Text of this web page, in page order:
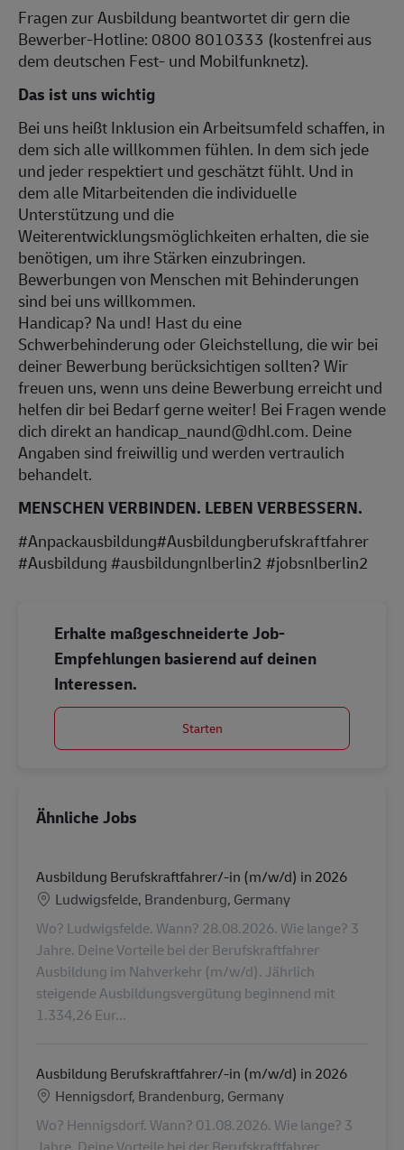
Fragen zur Ausbildung beantwortet dir gern die
Bewerber-Hotline: 0800 8010333 (kostenfrei aus
dem deutschen Fest- und Mobilfunknetz).
Das ist uns wichtig
Bei uns heißt Inklusion ein Arbeitsumfeld schaffen, in
dem sich alle willkommen fühlen. In dem sich jede
und jeder respektiert und geschätzt fühlt. Und in
dem alle Mitarbeitenden die individuelle
Unterstützung und die
Weiterentwicklungsmöglichkeiten erhalten, die sie
benötigen, um ihre Stärken einzubringen.
Bewerbungen von Menschen mit Behinderungen
sind bei uns willkommen.
Handicap? Na und! Hast du eine
Schwerbehinderung oder Gleichstellung, die wir bei
deiner Bewerbung berücksichtigen sollten? Wir
freuen uns, wenn uns deine Bewerbung erreicht und
helfen dir bei Bedarf gerne weiter! Bei Fragen wende
dich direkt an handicap_naund@dhl.com. Deine
Angaben sind freiwillig und werden vertraulich
behandelt.
MENSCHEN VERBINDEN. LEBEN VERBESSERN.
#Anpackausbildung#Ausbildungberufskraftfahrer
#Ausbildung #ausbildungnlberlin2 #jobsnlberlin2
Erhalte maßgeschneiderte Job-
Empfehlungen basierend auf deinen
Interessen.
Starten
Ähnliche Jobs
Ausbildung Berufskraftfahrer/-in (m/w/d) in 2026
Standort
Ludwigsfelde, Brandenburg, Germany
Wo? Ludwigsfelde. Wann? 28.08.2026. Wie lange? 3
Jahre. Deine Vorteile bei der Berufskraftfahrer
Ausbildung im Nahverkehr (m/w/d). Jährlich
steigende Ausbildungsvergütung beginnend mit
1.334,26 Eur...
Ausbildung Berufskraftfahrer/-in (m/w/d) in 2026
Standort
Hennigsdorf, Brandenburg, Germany
Wo? Hennigsdorf. Wann? 01.08.2026. Wie lange? 3